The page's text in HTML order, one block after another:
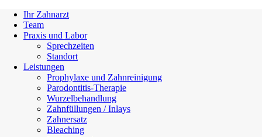
Ihr Zahnarzt
Team
Praxis und Labor
Sprechzeiten
Standort
Leistungen
Prophylaxe und Zahnreinigung
Parodontitis-Therapie
Wurzelbehandlung
Zahnfüllungen / Inlays
Zahnersatz
Bleaching